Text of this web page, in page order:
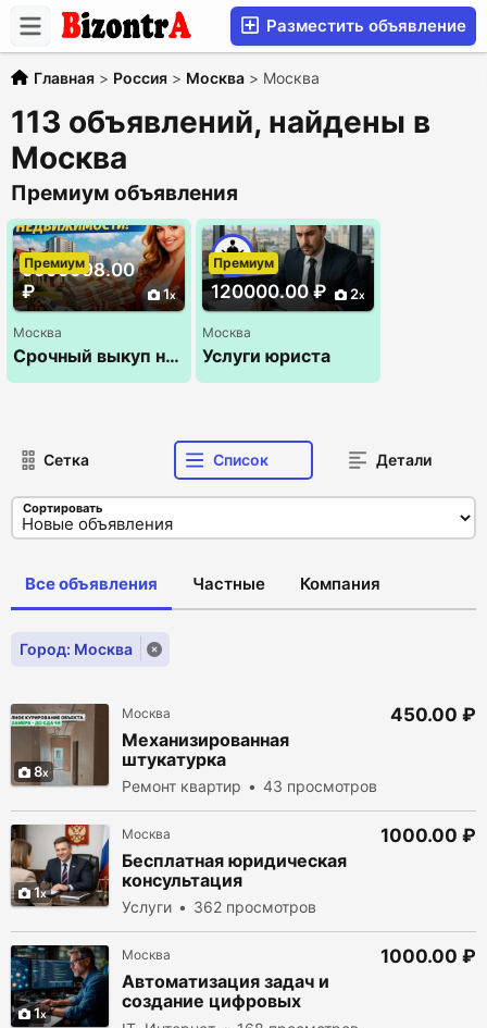
Разместить объявление
Главная > Россия > Москва > Москва
113 объявлений, найдены в
Москва
Премиум объявления
9999998.00
₽
1
Премиум
Москва
Срочный выкуп недвижимости
120000.00 ₽ 2
Премиум
Москва
Услуги юриста
Сетка Список Детали
Сортировать
Все объявления Частные Компания
Город: Москва
8
Москва
Механизированная
штукатурка
Ремонт квартир 43 просмотров
450.00 ₽
1
Москва
Бесплатная юридическая
консультация
Услуги 362 просмотров
1000.00 ₽
1
Москва
Автоматизация задач и
создание цифровых
помощников
1000.00 ₽